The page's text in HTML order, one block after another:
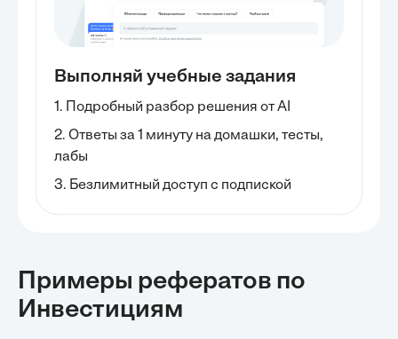
Выполняй учебные задания
1. Подробный разбор решения от AI
2. Ответы за 1 минуту на домашки, тесты,
лабы
3. Безлимитный доступ с подпиской
Примеры рефератов по
Инвестициям